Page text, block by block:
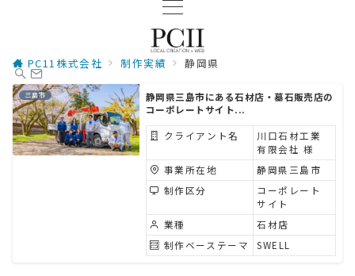
PC11株式会社 制作実績 静岡県
三島市
静岡県三島市にある石材店・墓石販売店の
コーポレートサイト...
クライアント名
川口石材工業
有限会社 様
事業所在地
静岡県三島市
制作区分
コーポレート
サイト
業種
石材店
制作ベーステーマ
SWELL